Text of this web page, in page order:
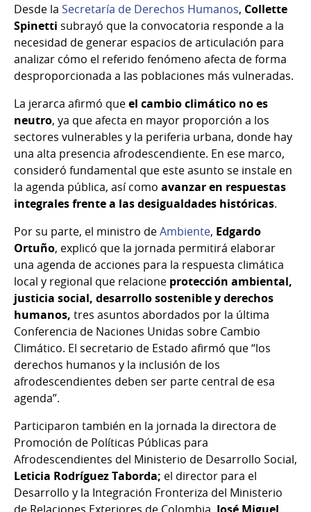
Desde la Secretaría de Derechos Humanos, Collette
Spinetti subrayó que la convocatoria responde a la
necesidad de generar espacios de articulación para
analizar cómo el referido fenómeno afecta de forma
desproporcionada a las poblaciones más vulneradas.
La jerarca afirmó queel cambio climático no es
neutro, ya que afecta en mayor proporción a los
sectores vulnerables y la periferia urbana, donde hay
una alta presencia afrodescendiente. En ese marco,
consideró fundamental que este asunto se instale en
la agenda pública, así como avanzar en respuestas
integrales frente a las desigualdades históricas.
Por su parte, el ministro deAmbiente, Edgardo
Ortuño, explicó que la jornada permitirá elaborar
una agenda de acciones para la respuesta climática
local y regional que relacione protección ambiental,
justicia social, desarrollo sostenible y derechos
humanos, tres asuntos abordados por la última
Conferencia de Naciones Unidas sobre Cambio
Climático. El secretario de Estado afirmó que “los
derechos humanos y la inclusión de los
afrodescendientes deben ser parte central de esa
agenda”.
Participaron también en la jornada la directora de
Promoción de Políticas Públicas para
Afrodescendientes del Ministerio de Desarrollo Social,
Leticia Rodríguez Taborda; el director para el
Desarrollo y la Integración Fronteriza del Ministerio
de Relaciones Exteriores de Colombia, José Miguel